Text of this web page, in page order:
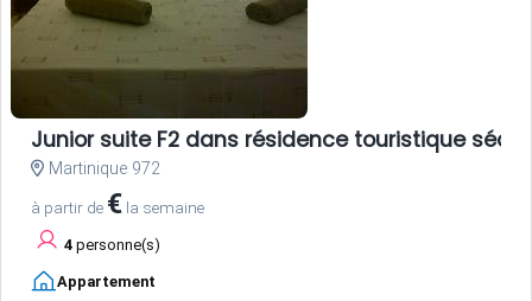
Junior suite F2 dans résidence touristique
Martinique 972
à partir de € la semaine
4 personne(s)
Appartement